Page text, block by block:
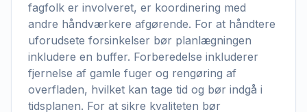
fagfolk er involveret, er koordinering med
andre håndværkere afgørende. For at håndtere
uforudsete forsinkelser bør planlægningen
inkludere en buffer. Forberedelse inkluderer
fjernelse af gamle fuger og rengøring af
overfladen, hvilket kan tage tid og bør indgå i
tidsplanen. For at sikre kvaliteten bør